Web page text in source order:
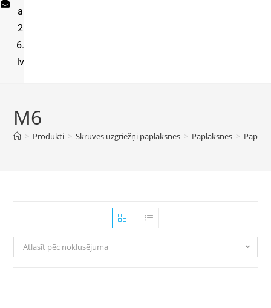
a
2
6.
lv
M6
> Produkti > Skrūves uzgriežņi paplāksnes > Paplāksnes >
Atlasīt pēc noklusējuma